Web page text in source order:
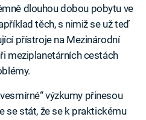
dlouhou dobou pobytu ve
těch, s nimiž se už teď
přístroje na Mezinárodní
meziplanetárních cestách
výzkumy přinesou
se stát, že se k praktickému